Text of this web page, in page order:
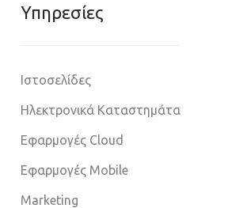
Υπηρεσίες
Ιστοσελίδες
Ηλεκτρονικά Καταστημάτα
Εφαρμογές Cloud
Εφαρμογές Mobile
Marketing